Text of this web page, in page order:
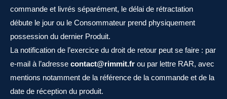
commande et livrés séparément, le délai de rétractation
débute le jour ou le Consommateur prend physiquement
possession du dernier Produit.
La notification de l’exercice du droit de retour peut se faire : par
e-mail à l’adresse contact@rimmit.fr ou par lettre RAR, avec
mentions notamment de la référence de la commande et de la
date de réception du produit.